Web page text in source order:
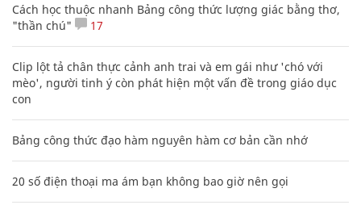
Cách học thuộc nhanh Bảng công thức lượng giác bằng thơ,
"thần chú"
17
Clip lột tả chân thực cảnh anh trai và em gái như 'chó với
mèo', người tinh ý còn phát hiện một vấn đề trong giáo dục
con
Bảng công thức đạo hàm nguyên hàm cơ bản cần nhớ
20 số điện thoại ma ám bạn không bao giờ nên gọi